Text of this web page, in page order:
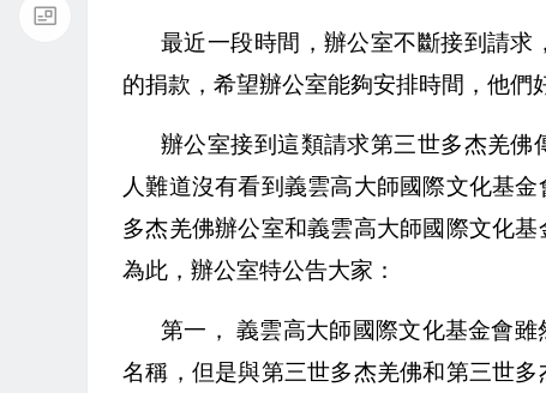
最近一段時間，辦公室不斷接到請
的捐款，希望辦公室能夠安排時間，他們
辦公室接到這類請求第三世多杰羌
人難道沒有看到義雲高大師國際文化基
多杰羌佛辦公室和義雲高大師國際文化
為此，辦公室特公告大家：
第一， 義雲高大師國際文化基金會
名稱，但是與第三世多杰羌佛和第三世